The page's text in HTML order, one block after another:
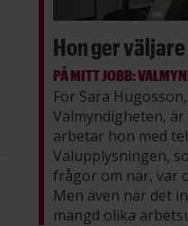
Hon ger
PÅ MITT JOBB:
För Sara
Valmyndigheten,
arbetar hon med
Valupplysningen,
frågor om när, var
Men även när det
mängd olika